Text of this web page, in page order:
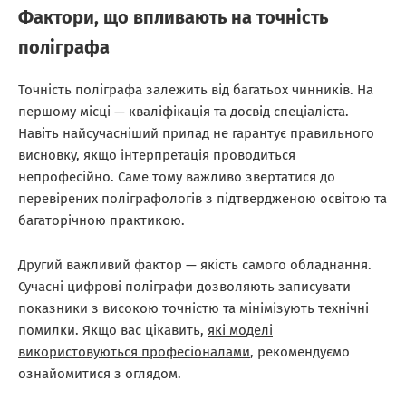
Фактори, що впливають на точність
поліграфа
Точність поліграфа залежить від багатьох чинників. На
першому місці — кваліфікація та досвід спеціаліста.
Навіть найсучасніший прилад не гарантує правильного
висновку, якщо інтерпретація проводиться
непрофесійно. Саме тому важливо звертатися до
перевірених поліграфологів з підтвердженою освітою та
багаторічною практикою.
Другий важливий фактор — якість самого обладнання.
Сучасні цифрові поліграфи дозволяють записувати
показники з високою точністю та мінімізують технічні
помилки. Якщо вас цікавить, які моделі
використовуються професіоналами, рекомендуємо
ознайомитися з оглядом.